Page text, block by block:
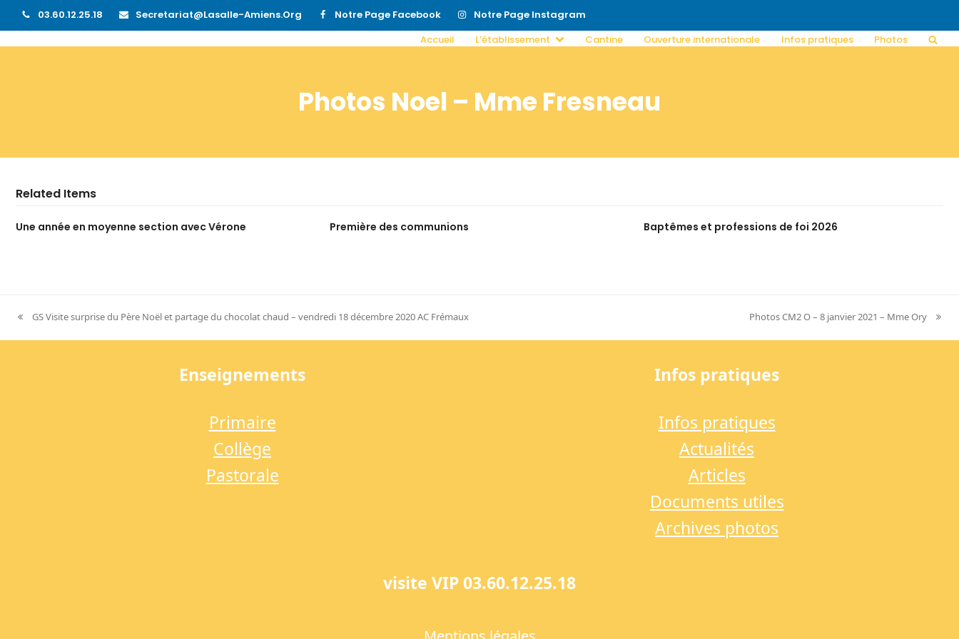
03.60.12.25.18 Secretariat@lasalle-Amiens.org Notre Page Facebook
Notre Page Instagram
Accueil
L’établissement Cantine Ouverture internationale Infos pratiques Photos
Photos Noel – Mme Fresneau
Related Items
Une année en moyenne section avec Vérone Première des communions Baptêmes et professions de foi 2026
previous
post:
GS Visite surprise du Père Noël et partage du chocolat chaud – vendredi 18 décembre 2020 AC Frémaux
next
post:
Photos CM2 O – 8 janvier 2021 – Mme Ory
Enseignements
Primaire
Collège
Pastorale
Infos pratiques
Infos pratiques
Actualités
Articles
Documents utiles
Archives photos
visite VIP 03.60.12.25.18